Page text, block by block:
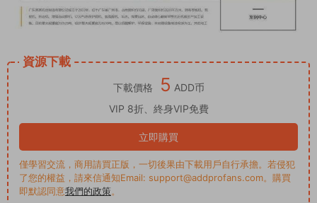
資源下載
下載價格 5 ADD币
VIP 8折、終身VIP免費
立即購買
僅學習交流，商用請買正版，一切後果由下載用戶自行承擔。若侵犯
了您的權益，請來信通知Email: support@addprofans.com。購買
即默認同意我們的政策。